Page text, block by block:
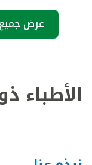
عرض
الأطباء